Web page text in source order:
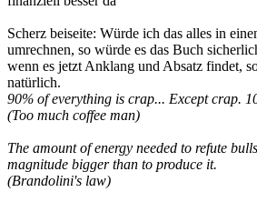
Registriert:24 Juli 2009 00:00
Re: Craft Wine selbst gemacht:
Fruchtweinbereitung
Zitieren
Beitrag vonMetinchen»17 Januar 2021
JasonOgghat geschrieben: